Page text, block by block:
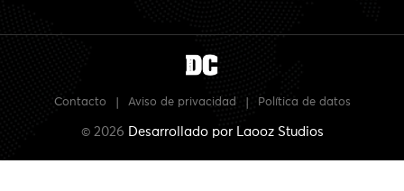
Contacto Aviso de privacidad Política de datos
© 2026 Desarrollado por Laooz Studios